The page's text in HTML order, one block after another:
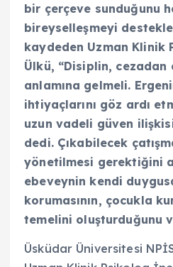
bir çerçeve sunduğunu
bireyselleşmeyi
kaydeden Uzman Klinik
Ülkü, “Disiplin,
anlamına gelmeli.
ihtiyaçlarını göz ardı
uzun vadeli güven
dedi. Çıkabilecek
yönetilmesi gerektiğini
ebeveynin kendi
korumasının, çocukla
temelini oluşturduğunu
Üsküdar Üniversitesi